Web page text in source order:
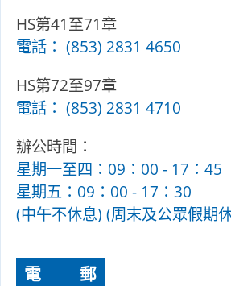
HS第41至71章
電話： (853) 2831 4650
HS第72至97章
電話： (853) 2831 4710
辦公時間：
星期一至四：09：00 - 17：45
星期五：09：00 - 17：30
(中午不休息) (周末及公眾假期
電 郵